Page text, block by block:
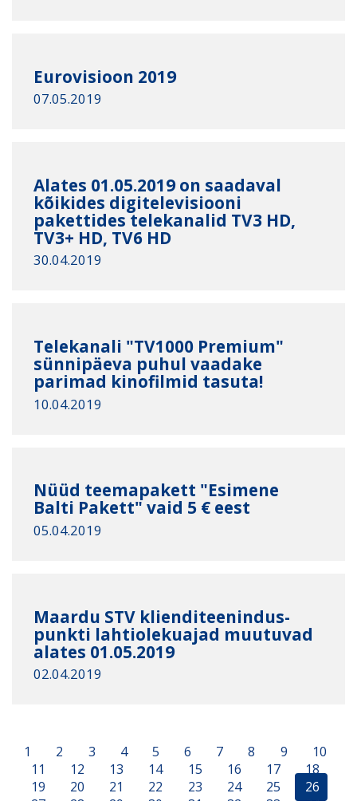
Eurovisioon 2019
07.05.2019
Alates 01.05.2019 on saadaval
kõikides digitelevisiooni
pakettides telekanalid TV3 HD,
TV3+ HD, TV6 HD
30.04.2019
Telekanali "TV1000 Premium"
sünnipäeva puhul vaadake
parimad kinofilmid tasuta!
10.04.2019
Nüüd teemapakett "Esimene
Balti Pakett" vaid 5 € eest
05.04.2019
Maardu STV klienditeenindus-
punkti lahtiolekuajad muutuvad
alates 01.05.2019
02.04.2019
1 2 3 4 5 6 7 8 9
10
11
12 13 14 15 16 17
18
19
20 21 22 23 24 25
26